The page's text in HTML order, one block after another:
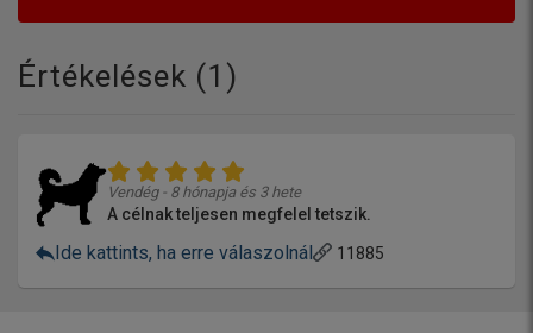
Értékelések (1 )
Vendég - 8 hónapja és 3 hete
A célnak teljesen megfelel tetszik.
Ide kattints, ha erre válaszolnál 11885